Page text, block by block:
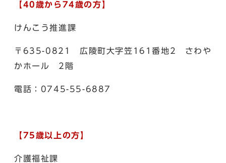
【40歳から74歳の方】
けんこう推進課
〒635-0821 広陵町大字笠161番地2 さわや
かホール 2階
電話：0745-55-6887
【75歳以上の方】
介護福祉課